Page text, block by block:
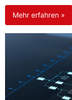
Mehr erfahren »